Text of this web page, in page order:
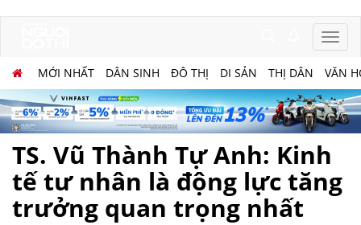
MỚI NHẤT DÂN SINH ĐÔ THỊ DI SẢN THỊ DÂN VĂN
TS. Vũ Thành Tự Anh: Kinh
tế tư nhân là động lực tăng
trưởng quan trọng nhất